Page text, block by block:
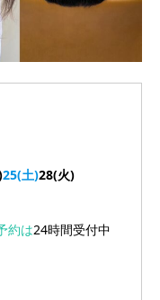
25(土)28(火)
約は24時間受付中